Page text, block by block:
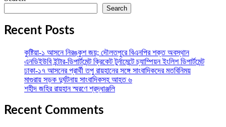
Search
Recent Posts
কুষ্টিয়া-১ আসনে নিরঙ্কুশ জয়; দৌলতপুরে বিএনপির শক্ত অবস্থান
এনডিইউবি ইন্টার-ডিপার্টমেন্ট ক্রিকেট টুর্নামেন্টে চ্যাম্পিয়ন ইংলিশ ডিপার্টমেন্ট
ঢাকা-১৭ আসনের প্রার্থী তপু রায়হানের সঙ্গে সাংবাদিকদের মতবিনিময়
মাগুরায় সড়ক দুর্ঘটনায় সাংবাদিকসহ আহত ৬
শহীদ জহির রায়হান স্মরণে শ্রদ্ধাঞ্জলি
Recent Comments